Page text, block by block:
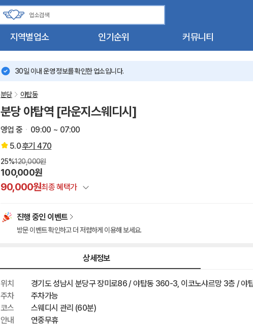
지역별업소 인기순위 커뮤니티
30일 이내 운영 정보를 확인한 업소입니다.
분당 야탑동
분당 야탑역 [라운지스웨디시]
영업 중
09:00 ~ 07:00
5.0후기470
25%120,000원
100,000원
90,000원최종 혜택가
건마에반하다 특별할인
이벤트 할인
진행 중인 이벤트
방문 이벤트 확인하고 더 저렴하게 이용해 보세요.
상세정보
위치
경기도 성남시 분당구 장미로86 / 야탑동 360-3, 이코노샤르망 3층 / 야
주차
주차가능
코스
스웨디시 관리 (60분)
안내
연중무휴